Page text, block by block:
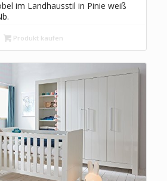
im Landhausstil in Pinie weiß
Produkt kaufen